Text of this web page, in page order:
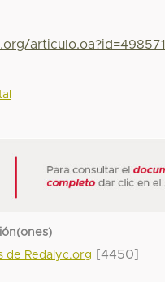
de Redalyc.org
[4450]